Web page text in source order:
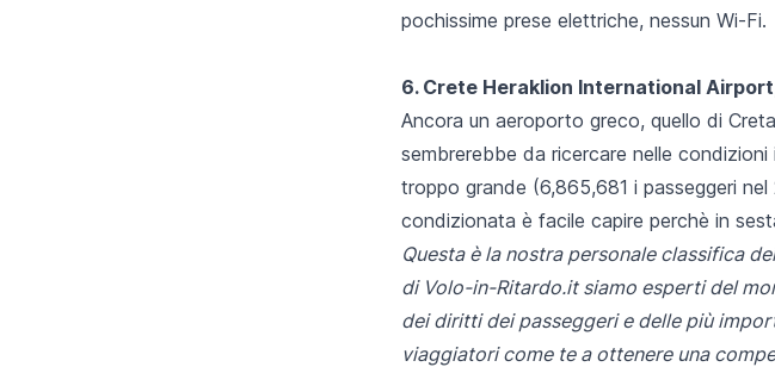
pochissime prese elettriche, nessun Wi-Fi.
6. Crete Heraklion International
Ancora un aeroporto greco, quello di
sembrerebbe da ricercare nelle
troppo grande (6,865,681 i passeggeri nel
condizionata è facile capire perchè in
Questa è la nostra personale classifica
di Volo-in-Ritardo.itsiamo esperti del
dei diritti dei passeggeri e delle più
viaggiatori come te a ottenere una